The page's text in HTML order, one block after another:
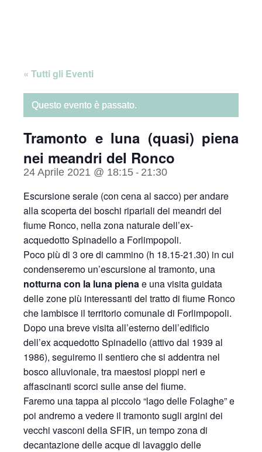
« Tutti gli Eventi
Questo evento è passato.
Tramonto e luna (quasi) piena
nei meandri del Ronco
24 Aprile 2021 @ 18:15 - 21:30
Escursione serale (con cena al sacco) per andare
alla scoperta dei boschi ripariali dei meandri del
fiume Ronco, nella zona naturale dell’ex-
acquedotto Spinadello a Forlimpopoli.
Poco più di 3 ore di cammino (h 18.15-21.30) in cui
condenseremo un’escursione al tramonto, una
notturna con la luna pienae una visita guidata
delle zone più interessanti del tratto di fiume Ronco
che lambisce il territorio comunale di Forlimpopoli.
Dopo una breve visita all’esterno dell’edificio
dell’ex acquedotto Spinadello (attivo dal 1939 al
1986), seguiremo il sentiero che si addentra nel
bosco alluvionale, tra maestosi pioppi neri e
affascinanti scorci sulle anse del fiume.
Faremo una tappa al piccolo “lago delle Folaghe” e
poi andremo a vedere il tramonto sugli argini dei
vecchi vasconi della SFIR, un tempo zona di
decantazione delle acque di lavaggio delle